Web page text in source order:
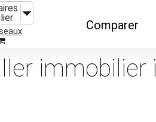
Comparer
Caractéristiques
immobilier